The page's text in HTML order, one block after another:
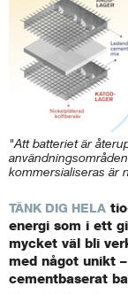
"Att batteriet är
kommersialiseras är
TÄNK DIG HELA
energi som i ett
mycket väl bli
med något unikt
cementbaserat